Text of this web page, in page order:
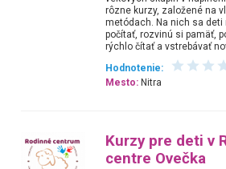
rôzne kurzy, založené na
metódach. Na nich sa deti
počítať, rozvinú si pamäť,
rýchlo čítať a vstrebávať
Hodnotenie:
Mesto: Nitra
Kurzy pre deti v
centre Ovečka